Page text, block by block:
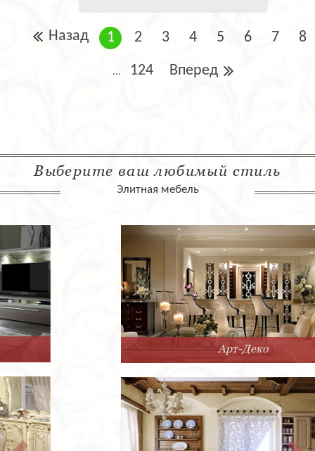
Назад 1 2 3 4 5 6 7 8
... 124 Вперед
Выберите ваш любимый стиль
Элитная мебель
Арт-Деко